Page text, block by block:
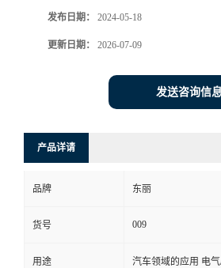
式
在
线
发布日期： 2024-05-18
更新日期： 2026-07-09
发送咨询信息
产品详请
品牌 东丽
货号 009
用途 汽车领域的应用 电